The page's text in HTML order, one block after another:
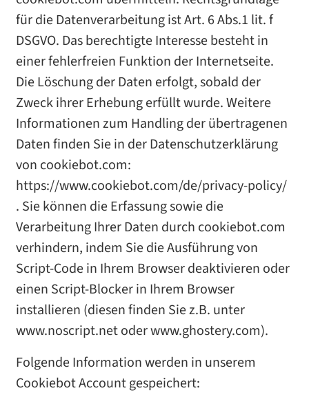
für die Datenverarbeitung ist Art. 6 Abs.1 lit. f
DSGVO. Das berechtigte Interesse besteht in
einer fehlerfreien Funktion der Internetseite.
Die Löschung der Daten erfolgt, sobald der
Zweck ihrer Erhebung erfüllt wurde. Weitere
Informationen zum Handling der übertragenen
Daten finden Sie in der Datenschutzerklärung
von cookiebot.com:
https://www.cookiebot.com/de/privacy-policy/
. Sie können die Erfassung sowie die
Verarbeitung Ihrer Daten durch cookiebot.com
verhindern, indem Sie die Ausführung von
Script-Code in Ihrem Browser deaktivieren oder
einen Script-Blocker in Ihrem Browser
installieren (diesen finden Sie z.B. unter
www.noscript.net oder www.ghostery.com).
Folgende Information werden in unserem
Cookiebot Account gespeichert: